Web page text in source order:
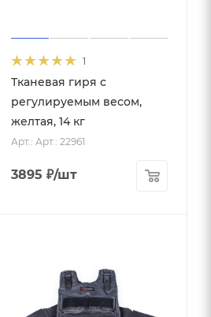
1
Тканевая гиря с
регулируемым весом,
желтая, 14 кг
Арт.: Арт.: 22961
3895 ₽/шт